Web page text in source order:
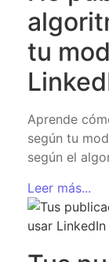
tu
Aprende
según tu
según el
Leer más...